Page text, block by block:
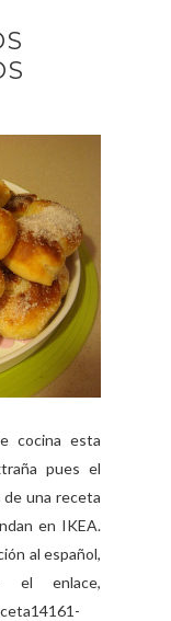
cocina esta
pues el
una receta
en IKEA.
al español,
enlace,